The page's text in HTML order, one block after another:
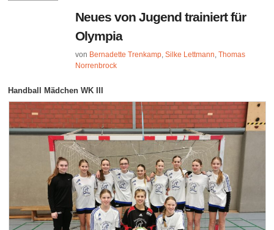
Neues von Jugend trainiert für
Olympia
von Bernadette Trenkamp,Silke Lettmann,Thomas
Norrenbrock
Handball Mädchen WK III